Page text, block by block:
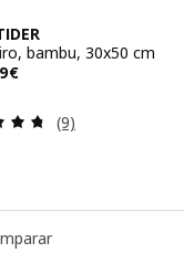
Total de
bambu, 30x50 cm
€ 12,99€
Avaliação: 4.7
(9)